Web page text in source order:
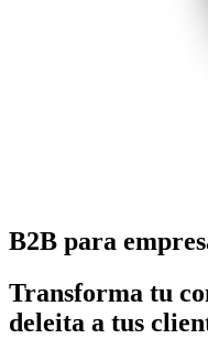
B2B para
Transforma tu
deleita a tus